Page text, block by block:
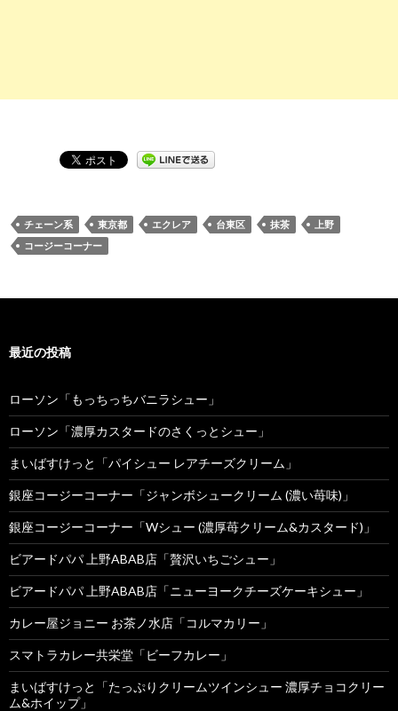
チェーン系 東京都 エクレア 台東区 抹茶
上野
コージーコーナー
最近の投稿
ローソン「もっちっちバニラシュー」
ローソン「濃厚カスタードのさくっとシュー」
まいばすけっと「パイシュー レアチーズクリーム」
銀座コージーコーナー「ジャンボシュークリーム (濃い苺味)」
銀座コージーコーナー「Wシュー (濃厚苺クリーム&カスタード)」
ビアードパパ 上野ABAB店「贅沢いちごシュー」
ビアードパパ 上野ABAB店「ニューヨークチーズケーキシュー」
カレー屋ジョニー お茶ノ水店「コルマカリー」
スマトラカレー共栄堂「ビーフカレー」
まいばすけっと「たっぷりクリームツインシュー 濃厚チョコクリー
ム&ホイップ」